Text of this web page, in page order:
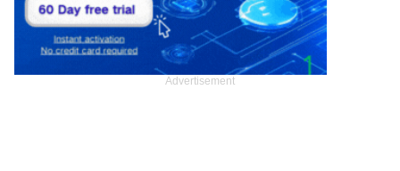
Advertisement